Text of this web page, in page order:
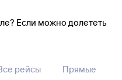
Если можно долететь
рейсы Прямые